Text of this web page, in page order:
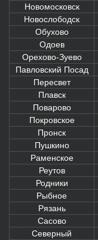
Новомосковск
Новослободск
Обухово
Одоев
Орехово-Зуево
Павловский Посад
Пересвет
Плавск
Поварово
Покровское
Пронск
Пушкино
Раменское
Реутов
Родники
Рыбное
Рязань
Сасово
Северный